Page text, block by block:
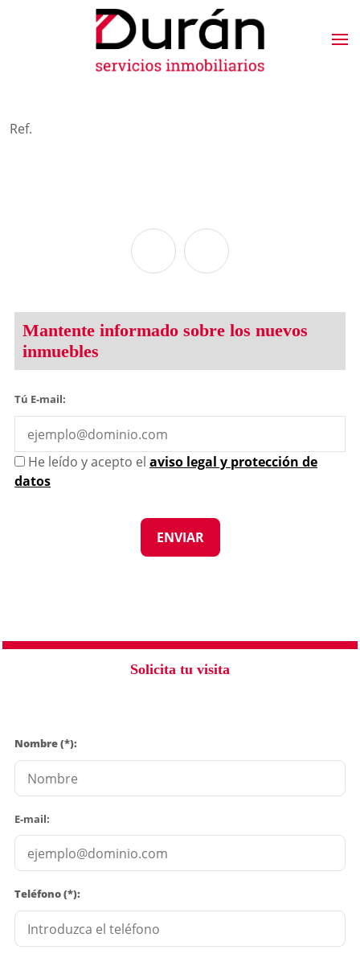
Ref.
Solicita tu visita
Nombre (*):
E-mail:
Teléfono (*):
Mantente informado sobre los nuevos
inmuebles
Tú E-mail:
He leído y acepto el aviso legal y protección de
datos